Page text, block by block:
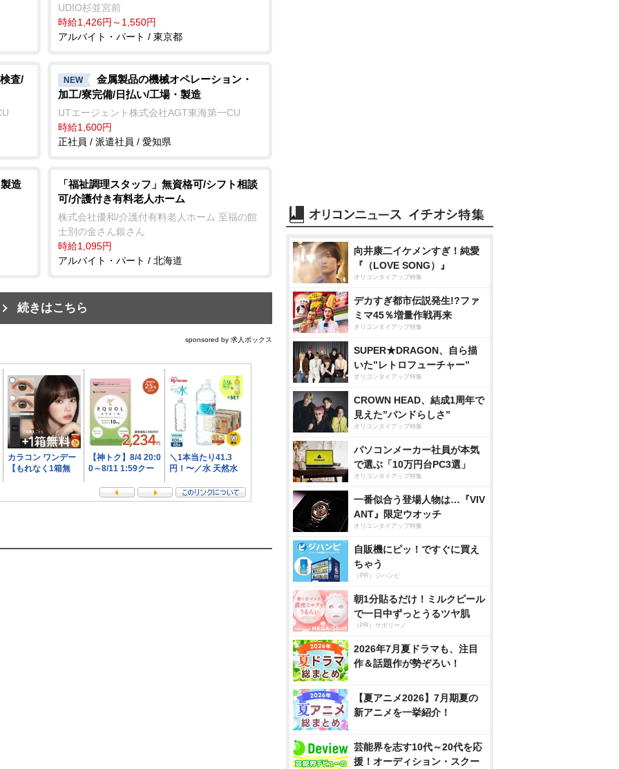
UDIO杉並宮前
時給1,426円～1,550円
アルバイト・パート / 東京都
査/ NEW
金属製品の機械オペレーション・
加工/寮完備/日払い/工場・製造
UTエージェント株式会社AGT東海第一CU
時給1,600円
正社員 / 派遣社員 / 愛知県
造
「福祉調理スタッフ」無資格可/シフト相談
可/介護付き有料老人ホーム
株式会社優和/介護付有料老人ホーム 至福の館
士別の金さん銀さん
時給1,095円
アルバイト・パート / 北海道
続きはこちら
sponsored by 求人ボックス
向井康二イケメンすぎ！純愛
『（LOVE SONG）』
オリコンタイアップ特集
デカすぎ都市伝説発生!?ファ
ミマ45％増量作戦再来
オリコンタイアップ特集
SUPER★DRAGON、自ら描
いた”レトロフューチャー”
オリコンタイアップ特集
CROWN HEAD、結成1周年で
見えた”バンドらしさ”
オリコンタイアップ特集
パソコンメーカー社員が本気
で選ぶ「10万円台PC3選」
オリコンタイアップ特集
一番似合う登場人物は…『VIV
ANT』限定ウオッチ
オリコンタイアップ特集
自販機にピッ！ですぐに買え
ちゃう
（PR）ジハンピ
朝1分貼るだけ！ミルクピール
で一日中ずっとうるツヤ肌
（PR）サボリーノ
2026年7月夏ドラマも、注目
作＆話題作が勢ぞろい！
【夏アニメ2026】7月期夏の
新アニメを一挙紹介！
芸能界を志す10代～20代を応
援！オーディション・スクー